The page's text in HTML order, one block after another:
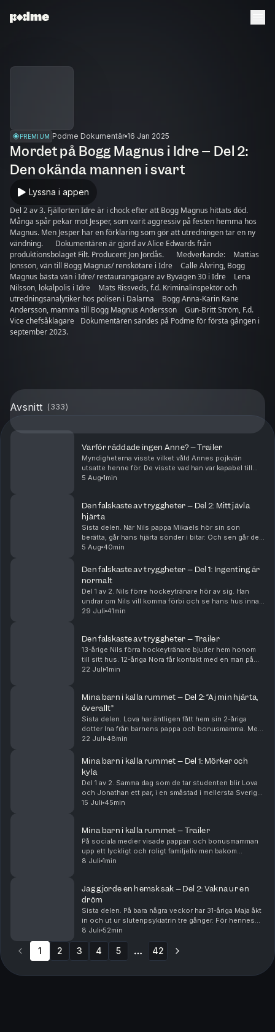
PREMIUM Podme Dokumentär 16 Jan 2025
Mordet på Bogg Magnus i Idre – Del 2:
Den okända mannen i svart
Lyssna i appen
Del 2 av 3. Fjällorten Idre är i chock efter att Bogg Magnus hittats död.
Många spår pekar mot Jesper, som varit aggressiv på festen hemma hos
Magnus. Men Jesper har en förklaring som gör att utredningen tar en ny
vändning. Dokumentären är gjord av Alice Edwards från
produktionsbolaget Filt. Producent Jon Jordås. Medverkande: Mattias
Jonsson, vän till Bogg Magnus/ renskötare i Idre Calle Alvring, Bogg
Magnus bästa vän i Idre/ restaurangägare av Byvägen 30 i Idre Lena
Nilsson, lokalpolis i Idre Mats Rissveds, f.d. Kriminalinspektör och
utredningsanalytiker hos polisen i Dalarna Bogg Anna-Karin Kane
Andersson, mamma till Bogg Magnus Andersson Gun-Britt Ström, F.d.
Vice chefsåklagare Dokumentären sändes på Podme för första gången i
september 2023.
Avsnitt ( 333)
Varför räddade ingen Anne? – Trailer
Myndigheterna visste vilket våld Annes pojkvän
utsatte henne för. De visste vad han var kapabel till
och de visste om hennes och anhörigas rädsla. Men
5 Aug 1min
Den falskaste av tryggheter – Del 2: Mitt jävla
hjärta
Sista delen. När Nils pappa Mikaels hör sin son
berätta, går hans hjärta sönder i bitar. Och sen går det
fort. Polisen hittar totalt nio pojkar som Nils förra
5 Aug 40min
Den falskaste av tryggheter – Del 1: Ingenting är
normalt
Del 1 av 2. Nils förre hockeytränare hör av sig. Han
undrar om Nils vill komma förbi och se hans hus innan
han ska flytta. Nils, en 13-åring som säger YOLO och ja
29 Juli 41min
Den falskaste av tryggheter – Trailer
13-årige Nils förra hockeytränare bjuder hem honom
till sitt hus. 12-åriga Nora får kontakt med en man på
nätet, som på fritiden är danslärare. Det här är en
22 Juli 1min
Mina barn i kalla rummet – Del 2: “Aj min hjärta,
överallt”
Sista delen. Lova har äntligen fått hem sin 2-åriga
dotter Ina från barnens pappa och bonusmamma. Men
när Lova får se det kraftiga blåmärket på baksidan av
22 Juli 48min
Mina barn i kalla rummet – Del 1: Mörker och
kyla
Del 1 av 2. Samma dag som de tar studenten blir Lova
och Jonathan ett par, i en småstad i mellersta Sverige.
Knappt tre år senare har de två barn och en stor
15 Juli 45min
Mina barn i kalla rummet – Trailer
På sociala medier visade pappan och bonusmamman
upp ett lyckligt och roligt familjeliv men bakom
kulisserna utsattes små barn för hänsynslöst våld av
8 Juli 1min
Jag gjorde en hemsk sak – Del 2: Vakna ur en
dröm
Sista delen. På bara några veckor har 31-åriga Maja åkt
in och ut ur slutenpsykiatrin tre gånger. För hennes
nära och kära är det uppenbart att hon inte är sig själv,
utan befinner sig i en psykos. Me...
8 Juli 52min
1 2 3 4 5 42